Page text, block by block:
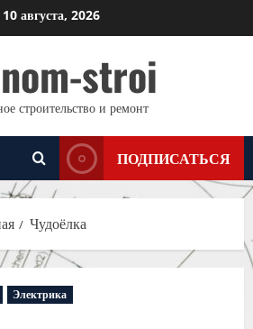
10 августа, 2026
stroi
строительство и ремонт
ПОДПИСАТЬСЯ
Чудоёлка
Электрика